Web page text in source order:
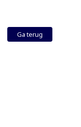
Ga terug